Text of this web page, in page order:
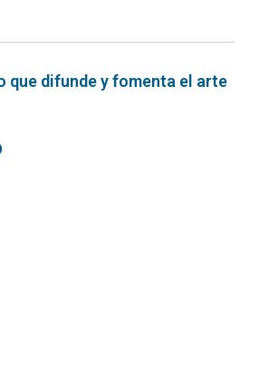
que difunde y fomenta el arte